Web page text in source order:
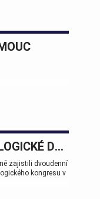
XXXI. OLOMOUCKÉ HEMATOLOGICKÉ DNY.
zajistili dvoudenní
kongresu v